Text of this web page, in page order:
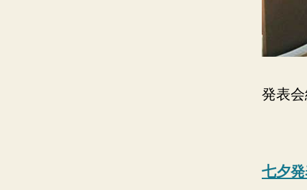
発表
七夕